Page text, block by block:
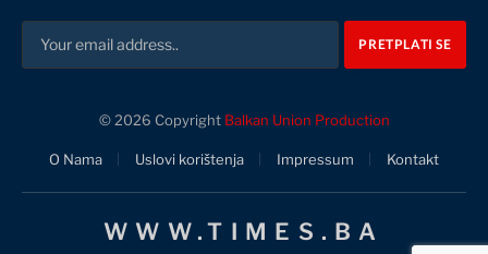
© 2026 Copyright Balkan Union Production
O Nama Uslovi korištenja Impressum Kontakt
WWW.TIMES.BA